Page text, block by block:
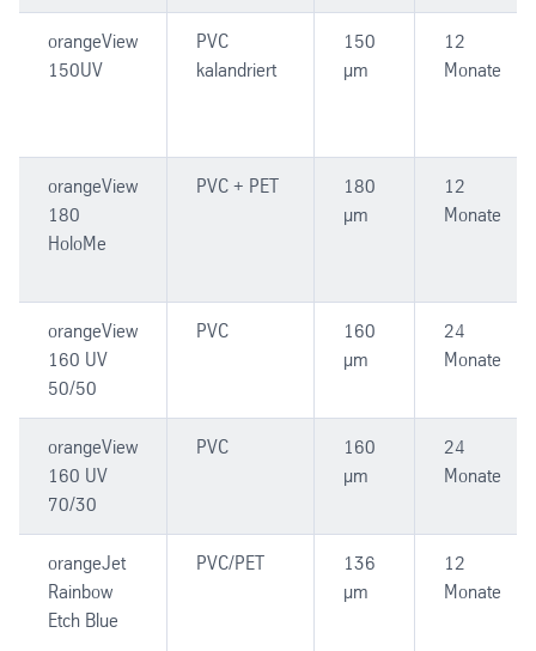
orangeView
150UV
PVC
kalandriert
150
µm
12
Monate
orangeView
180
HoloMe
PVC + PET
180
µm
12
Monate
orangeView
160 UV
50/50
PVC
160
µm
24
Monate
orangeView
160 UV
70/30
PVC
160
µm
24
Monate
orangeJet
Rainbow
Etch Blue
PVC/PET
136
µm
12
Monate